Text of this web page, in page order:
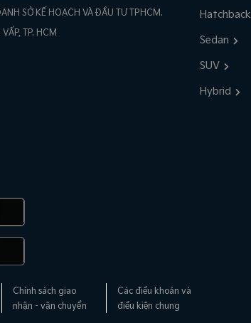
SỞ KẾ HOẠCH VÀ ĐẦU TƯ TPHCM.
TP. HCM
Chính sách giao
nhận - vận chuyển
Các điều khoản và
điều kiện chung
Hatchback
Sedan
SUV
Hybrid